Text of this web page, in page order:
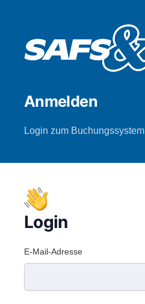
Anmelden
Login zum Buchungssystem
Login
E-Mail-Adresse